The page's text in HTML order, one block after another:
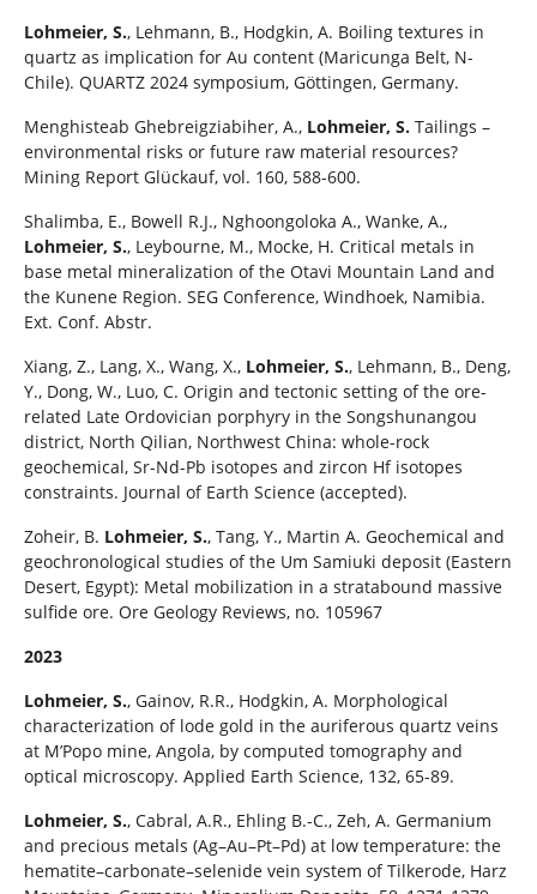
Lohmeier, S., Lehmann, B., Hodgkin, A. Boiling textures in
quartz as implication for Au content (Maricunga Belt, N-
Chile). QUARTZ 2024 symposium, Göttingen, Germany.
Menghisteab Ghebreigziabiher, A., Lohmeier, S. Tailings –
environmental risks or future raw material resources?
Mining Report Glückauf, vol. 160, 588-600.
Shalimba, E., Bowell R.J., Nghoongoloka A., Wanke, A.,
Lohmeier, S., Leybourne, M., Mocke, H. Critical metals in
base metal mineralization of the Otavi Mountain Land and
the Kunene Region. SEG Conference, Windhoek, Namibia.
Ext. Conf. Abstr.
Xiang, Z., Lang, X., Wang, X., Lohmeier, S., Lehmann, B., Deng,
Y., Dong, W., Luo, C. Origin and tectonic setting of the ore-
related Late Ordovician porphyry in the Songshunangou
district, North Qilian, Northwest China: whole-rock
geochemical, Sr-Nd-Pb isotopes and zircon Hf isotopes
constraints. Journal of Earth Science (accepted).
Zoheir, B. Lohmeier, S., Tang, Y., Martin A. Geochemical and
geochronological studies of the Um Samiuki deposit (Eastern
Desert, Egypt): Metal mobilization in a stratabound massive
sulfide ore. Ore Geology Reviews, no. 105967
2023
Lohmeier, S., Gainov, R.R., Hodgkin, A. Morphological
characterization of lode gold in the auriferous quartz veins
at M’Popo mine, Angola, by computed tomography and
optical microscopy. Applied Earth Science, 132, 65-89.
Lohmeier, S., Cabral, A.R., Ehling B.-C., Zeh, A. Germanium
and precious metals (Ag–Au–Pt–Pd) at low temperature: the
hematite–carbonate–selenide vein system of Tilkerode, Harz